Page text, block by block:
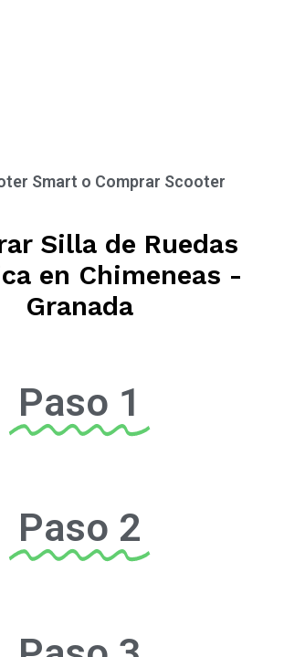
Smart o Comprar Scooter
Silla de Ruedas
en Chimeneas -
Granada
Paso 1
Paso 2